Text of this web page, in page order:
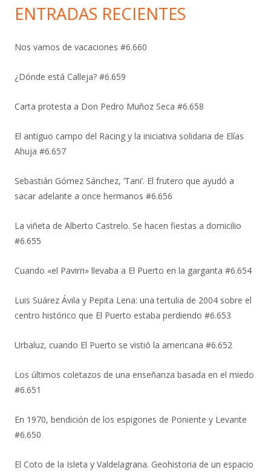
ENTRADAS RECIENTES
Nos vamos de vacaciones #6.660
¿Dónde está Calleja? #6.659
Carta protesta a Don Pedro Muñoz Seca #6.658
El antiguo campo del Racing y la iniciativa solidaria de Elías
Ahuja #6.657
Sebastián Gómez Sánchez, ‘Tani’. El frutero que ayudó a
sacar adelante a once hermanos #6.656
La viñeta de Alberto Castrelo. Se hacen fiestas a domicilio
#6.655
Cuando «el Pavirri» llevaba a El Puerto en la garganta #6.654
Luis Suárez Ávila y Pepita Lena: una tertulia de 2004 sobre el
centro histórico que El Puerto estaba perdiendo #6.653
Urbaluz, cuando El Puerto se vistió la americana #6.652
Los últimos coletazos de una enseñanza basada en el miedo
#6.651
En 1970, bendición de los espigones de Poniente y Levante
#6.650
El Coto de la Isleta y Valdelagrana. Geohistoria de un espacio